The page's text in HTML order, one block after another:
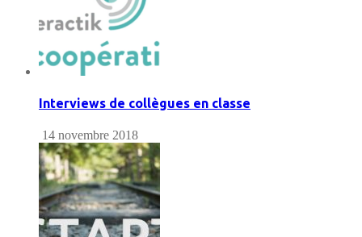
Interviews de collègues en classe
14 novembre 2018